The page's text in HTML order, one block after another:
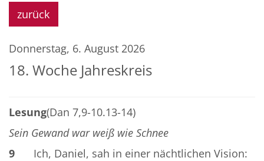
zurück
Donnerstag, 6. August 2026
18. Woche Jahreskreis
Lesung(Dan 7,9-10.13-14)
Sein Gewand war weiß wie Schnee
9
Ich, Daniel, sah in einer nächtlichen Vision: